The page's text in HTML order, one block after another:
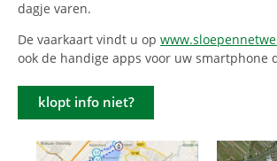
dagje varen.
De vaarkaart vindt u op
ook de handige apps voor uw smartphone
klopt info niet?